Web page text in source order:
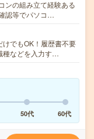
ンの組み立て経験ある
認等でパソコ…
でもOK！履歴書不要
種などを入力す…
50代 60代